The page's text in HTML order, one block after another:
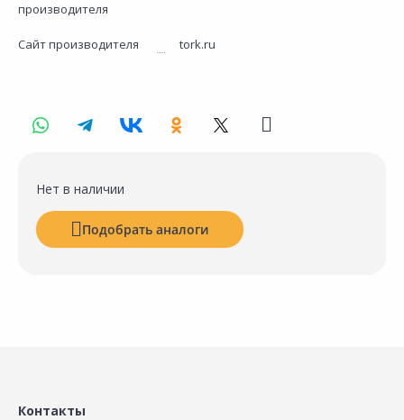
производителя
Сайт производителя tork.ru
Нет в наличии
Подобрать аналоги
Контакты